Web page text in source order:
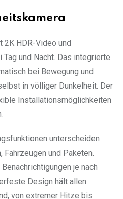
2K HDR-Video und
und Nacht. Das integrierte
bei Bewegung und
in völliger Dunkelheit. Der
Installationsmöglichkeiten
unterscheiden
und Paketen.
je nach
Design hält allen
von extremer Hitze bis